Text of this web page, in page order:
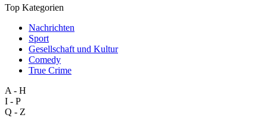
Top Kategorien
Nachrichten
Sport
Gesellschaft und Kultur
Comedy
True Crime
A - H
I - P
Q - Z